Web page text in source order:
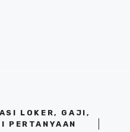
LOKER, GAJI,
PERTANYAAN